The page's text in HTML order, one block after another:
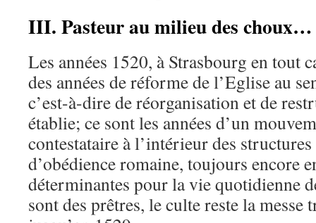
III. Pasteur au milieu des choux…
Les années 1520, à Strasbourg en tout
des années de réforme de l’Eglise au
c’est-à-dire de réorganisation et de
établie; ce sont les années d’un
contestataire à l’intérieur des structures
d’obédience romaine, toujours encore
déterminantes pour la vie quotidienne
sont des prêtres, le culte reste la messe